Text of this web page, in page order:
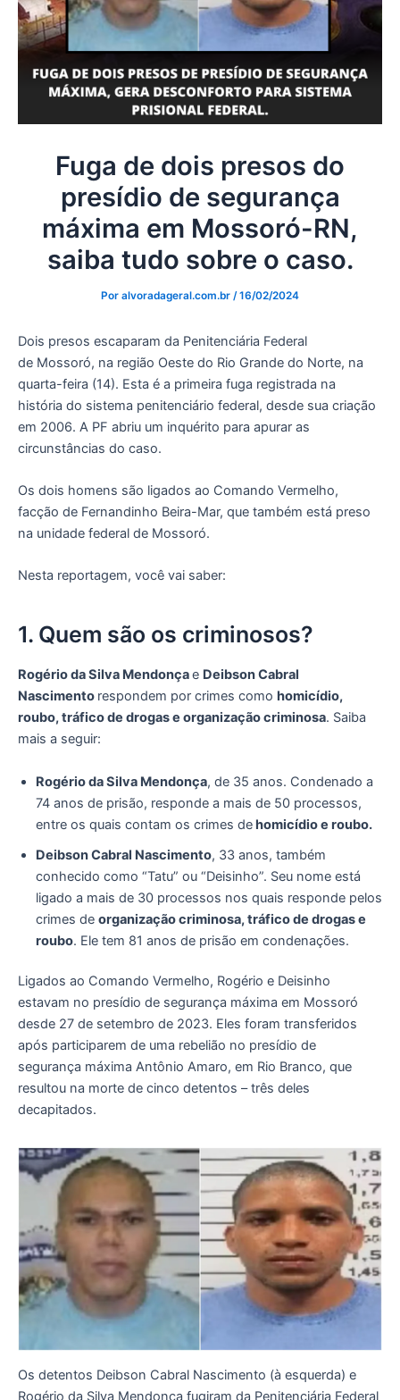
Fuga de dois presos do
presídio de segurança
máxima em Mossoró-RN,
saiba tudo sobre o caso.
Por alvoradageral.com.br /16/02/2024
Dois presos escaparam da Penitenciária Federal
de Mossoró, na região Oeste do Rio Grande do Norte, na
quarta-feira (14). Esta é a primeira fuga registrada na
história do sistema penitenciário federal, desde sua criação
em 2006. A PF abriu um inquérito para apurar as
circunstâncias do caso.
Os dois homens são ligados ao Comando Vermelho,
facção de Fernandinho Beira-Mar, que também está preso
na unidade federal de Mossoró.
Nesta reportagem, você vai saber:
1. Quem são os criminosos?
Rogério da Silva Mendonçae Deibson Cabral
Nascimento respondem por crimes como homicídio,
roubo, tráfico de drogas e organização criminosa. Saiba
mais a seguir:
Rogério da Silva Mendonça, de 35 anos. Condenado a
74 anos de prisão, responde a mais de 50 processos,
entre os quais contam os crimes dehomicídio e roubo.
Deibson Cabral Nascimento, 33 anos, também
conhecido como “Tatu” ou “Deisinho”. Seu nome está
ligado a mais de 30 processos nos quais responde pelos
crimes de organização criminosa, tráfico de drogas e
roubo. Ele tem 81 anos de prisão em condenações.
Ligados ao Comando Vermelho, Rogério e Deisinho
estavam no presídio de segurança máxima em Mossoró
desde 27 de setembro de 2023. Eles foram transferidos
após participarem de uma rebelião no presídio de
segurança máxima Antônio Amaro, em Rio Branco, que
resultou na morte de cinco detentos – três deles
decapitados.
Os detentos Deibson Cabral Nascimento (à esquerda) e
Rogério da Silva Mendonça fugiram da Penitenciária Federal